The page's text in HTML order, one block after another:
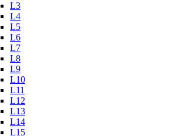
L3
L4
L5
L6
L7
L8
L9
L10
L11
L12
L13
L14
L15